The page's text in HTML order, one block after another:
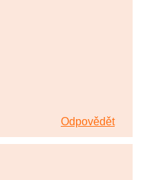
Odpovědět